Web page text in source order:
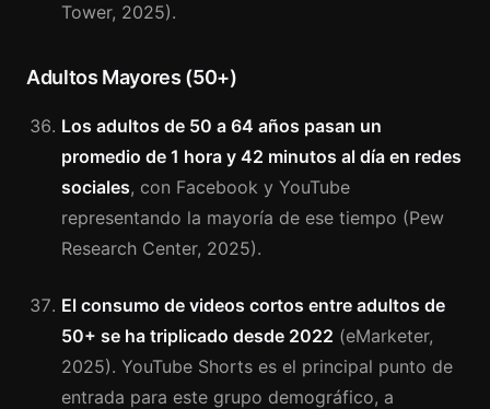
Tower, 2025).
Adultos Mayores (50+)
Los adultos de 50 a 64 años pasan un
promedio de 1 hora y 42 minutos al día en redes
sociales, con Facebook y YouTube
representando la mayoría de ese tiempo (Pew
Research Center, 2025).
El consumo de videos cortos entre adultos de
50+ se ha triplicado desde 2022 (eMarketer,
2025). YouTube Shorts es el principal punto de
entrada para este grupo demográfico, a